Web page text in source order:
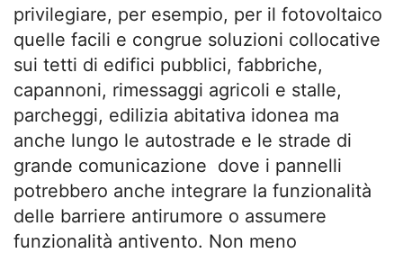
privilegiare, per esempio, per il fotovoltaico
quelle facili e congrue soluzioni collocative
sui tetti di edifici pubblici, fabbriche,
capannoni, rimessaggi agricoli e stalle,
parcheggi, edilizia abitativa idonea ma
anche lungo le autostrade e le strade di
grande comunicazione dove i pannelli
potrebbero anche integrare la funzionalità
delle barriere antirumore o assumere
funzionalità antivento. Non meno